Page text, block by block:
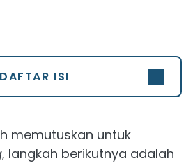
DAFTAR ISI
memutuskan untuk
, langkah berikutnya adalah